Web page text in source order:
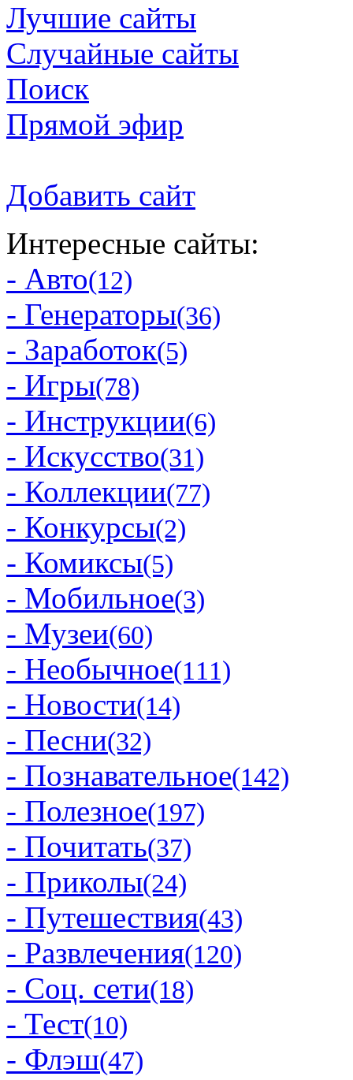
Лучшие сайты
Случайные сайты
Поиск
Прямой эфир
Добавить сайт
Интересные сайты:
- Авто(12)
- Генераторы(36)
- Заработок(5)
- Игры(78)
- Инструкции(6)
- Искусство(31)
- Коллекции(77)
- Конкурсы(2)
- Комиксы(5)
- Мобильное(3)
- Музеи(60)
- Необычное(111)
- Новости(14)
- Песни(32)
- Познавательное(142)
- Полезное(197)
- Почитать(37)
- Приколы(24)
- Путешествия(43)
- Развлечения(120)
- Соц. сети(18)
- Тест(10)
- Флэш(47)